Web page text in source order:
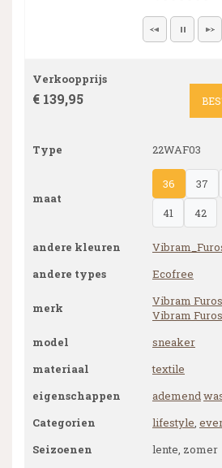
Verkoopprijs
€ 139,95
Type 22WAF03
maat
36 37
41
42
andere kleuren
andere types
Ecofree
merk Vibram
Vibram
model
sneaker
materiaal
textile
eigenschappen
ademend
Categorien
lifestyle,
Seizoenen
lente, zomer